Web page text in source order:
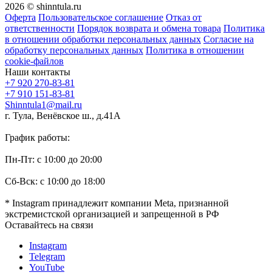
2026 © shinntula.ru
Оферта Пользовательское соглашение Отказ от
ответственности Порядок возврата и обмена товара Политика
в отношении обработки персональных данных Согласие на
обработку персональных данных Политика в отношении
cookie-файлов
Наши контакты
+7 920 270-83-81
+7 910 151-83-81
Shinntula1@mail.ru
г. Тула, Венёвское ш., д.41А
График работы:
Пн-Пт: с 10:00 до 20:00
Сб-Вск: с 10:00 до 18:00
* Instagram принадлежит компании Meta, признанной
экстремистской организацией и запрещенной в РФ
Оставайтесь на связи
Instagram
Telegram
YouTube